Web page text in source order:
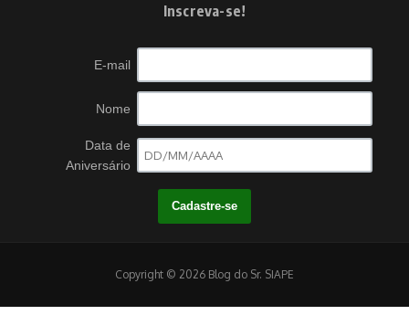
Inscreva-se!
E-mail
Nome
Data de
Aniversário
Copyright © 2026 Blog do Sr. SIAPE